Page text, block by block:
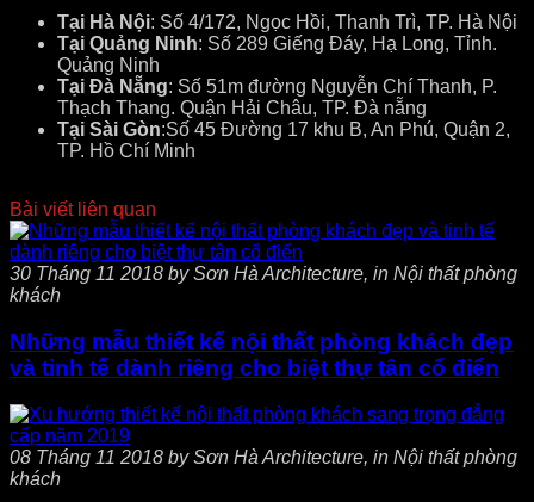
Tại Hà Nội: Số 4/172, Ngọc Hồi, Thanh Trì, TP. Hà Nội
Tại Quảng Ninh: Số 289 Giếng Đáy, Hạ Long, Tỉnh.
Quảng Ninh
Tại Đà Nẵng: Số 51m đường Nguyễn Chí Thanh, P.
Thạch Thang. Quận Hải Châu, TP. Đà nẵng
Tại Sài Gòn:Số 45 Đường 17 khu B, An Phú, Quận 2,
TP. Hồ Chí Minh
Bài viết liên quan
30 Tháng 11 2018 by Sơn Hà Architecture, in Nội thất phòng
khách
Những mẫu thiết kế nội thất phòng khách đẹp
và tinh tế dành riêng cho biệt thự tân cổ điển
08 Tháng 11 2018 by Sơn Hà Architecture, in Nội thất phòng
khách